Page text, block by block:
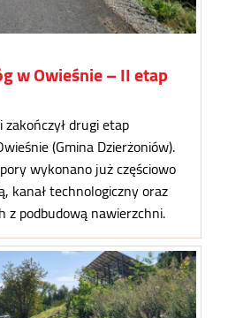
w Owieśnie – II etap
drugi etap
(Gmina Dzierżoniów).
wykonano już częściowo
kanał technologiczny oraz
z podbudową nawierzchni.